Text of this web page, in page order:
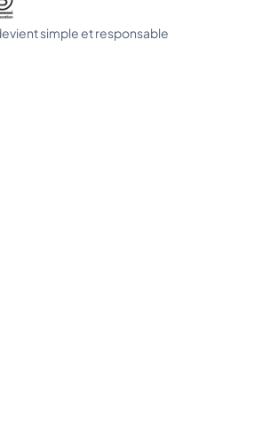
simple et responsable